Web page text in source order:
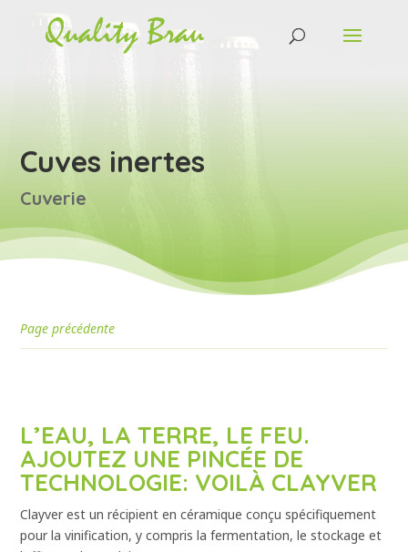
Cuves inertes
Cuverie
Page précédente
L’EAU, LA TERRE, LE FEU.
AJOUTEZ UNE PINCÉE DE
TECHNOLOGIE: VOILÀ CLAYVER
Clayver est un récipient en céramique conçu spécifiquement
pour la vinification, y compris la fermentation, le stockage et